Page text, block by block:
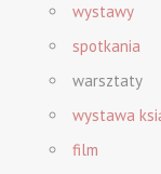
wystawy
spotkania
warsztaty
wystawa
film